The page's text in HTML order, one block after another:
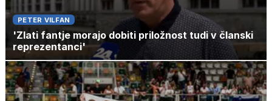
PETER VILFAN
'Zlati fantje morajo dobiti priložnost tudi v članski
reprezentanci'